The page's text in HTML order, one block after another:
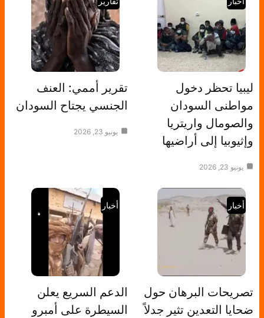
ليبيا تحظر دخول
مواطنى السودان
والصومال واريتريا
وإثيوبيا إلى أراضيها
يونيو 23, 2026
تقرير أممي: العنف
الجنسي يجتاح السودان
يونيو 23, 2026
أخبار
تصريحات البرهان حول
ضحايا التعدين تثير جدلاً
أخبار
الدعم السريع يعلن
السيطرة على أمبرو